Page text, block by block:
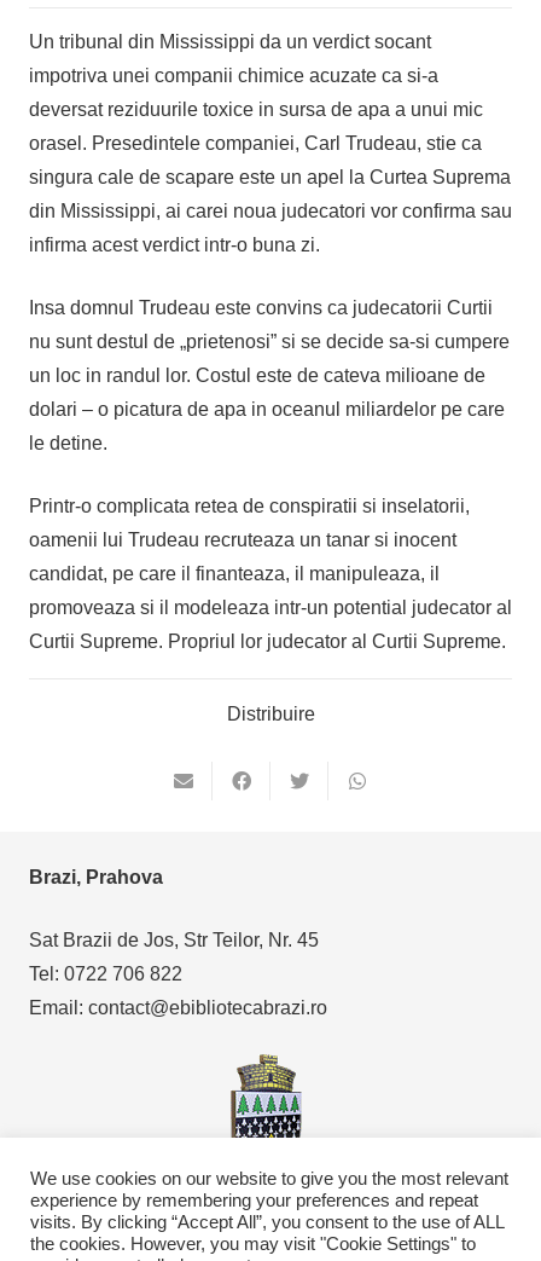
Un tribunal din Mississippi da un verdict socant
impotriva unei companii chimice acuzate ca si-a
deversat reziduurile toxice in sursa de apa a unui mic
orasel. Presedintele companiei, Carl Trudeau, stie ca
singura cale de scapare este un apel la Curtea Suprema
din Mississippi, ai carei noua judecatori vor confirma sau
infirma acest verdict intr-o buna zi.
Insa domnul Trudeau este convins ca judecatorii Curtii
nu sunt destul de „prietenosi” si se decide sa-si cumpere
un loc in randul lor. Costul este de cateva milioane de
dolari – o picatura de apa in oceanul miliardelor pe care
le detine.
Printr-o complicata retea de conspiratii si inselatorii,
oamenii lui Trudeau recruteaza un tanar si inocent
candidat, pe care il finanteaza, il manipuleaza, il
promoveaza si il modeleaza intr-un potential judecator al
Curtii Supreme. Propriul lor judecator al Curtii Supreme.
Distribuire
Brazi, Prahova
Sat Brazii de Jos, Str Teilor, Nr. 45
Tel: 0722 706 822
Email: contact@ebibliotecabrazi.ro
Copyright © 2021eBibliotecaBrazi.ro
We use cookies on our website to give you the most relevant
experience by remembering your preferences and repeat
visits. By clicking “Accept All”, you consent to the use of ALL
the cookies. However, you may visit "Cookie Settings" to